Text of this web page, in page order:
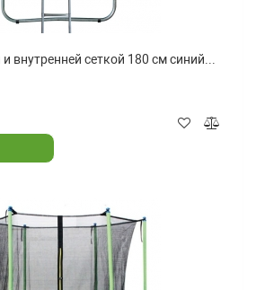
внутренней сеткой 180 см синий...